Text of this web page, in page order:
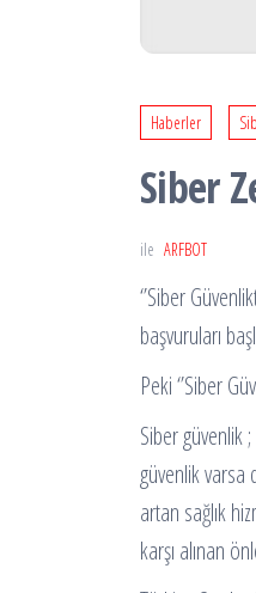
Haberler
Siber
ile ARFBOT
‘’Siber
başvuruları
Peki ‘’Siber
Siber güvenlik
güvenlik varsa
artan sağlık
karşı alınan